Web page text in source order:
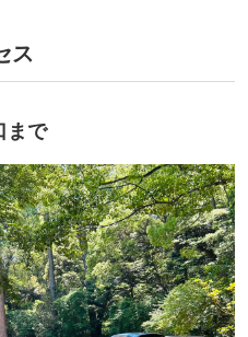
ス
まで